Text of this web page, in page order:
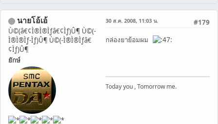
นายโอ้เอ้
Ù©(â€¢Ì®Ì®Ìƒâ€¢Ìƒ)Û¶ Ù©(-
Ì®Ì®Ìƒ-Ìƒ)Û¶ Ù©(-Ì®Ì®Ìƒâ€
¢Ìƒ)Û¶
ยักษ์
#179
30 ส.ค. 2008, 11:03 น.
กล่องยาย้อมผม
Today you , Tomorrow me.